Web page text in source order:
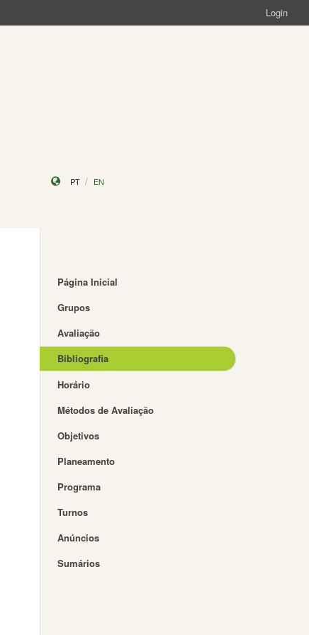
Login
PT EN
Página Inicial
Grupos
Avaliação
Bibliografia
Horário
Métodos de Avaliação
Objetivos
Planeamento
Programa
Turnos
Anúncios
Sumários